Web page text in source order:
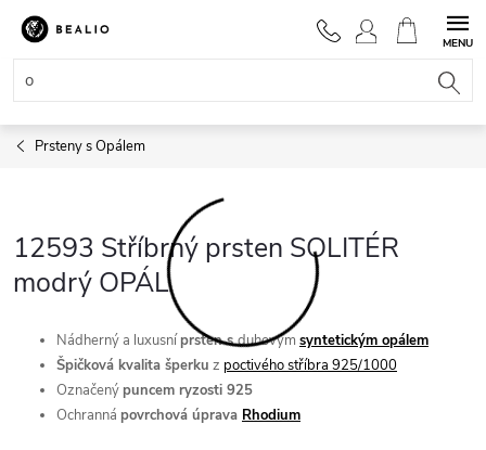
Přejít
obsah
NÁKUPNÍ
KOŠÍK
Prsteny s Opálem
12593 Stříbrný prsten SOLITÉR
modrý OPÁL
Nádherný a luxusníprsten sduhovým syntetickým opálem
Špičková kvalita šperku z poctivého stříbra 925/1000
Označenýpuncem ryzosti 925
Ochranná povrchová úprava Rhodium